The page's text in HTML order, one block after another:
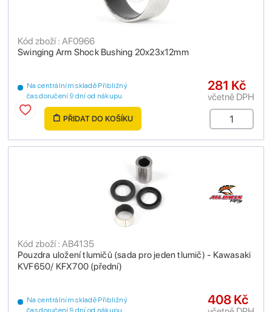
Swinging Arm Shock Bushing 20x23x12mm
Kód zboží : AF0966
Na centrálním skladě Přibližný
čas doručení 9 dní od nákupu
281 Kč
včetně DPH
PŘIDAT DO KOŠÍKU
Pouzdra uložení tlumičů (sada pro jeden tlumič) - Kawasaki
KVF650/ KFX700 (přední)
Kód zboží : AB4135
Na centrálním skladě Přibližný
čas doručení 9 dní od nákupu
408 Kč